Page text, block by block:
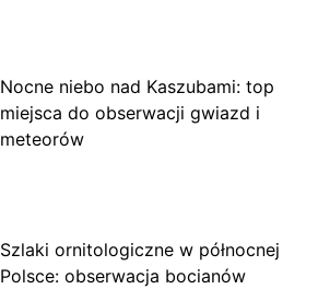
Nocne niebo nad Kaszubami: top
miejsca do obserwacji gwiazd i
meteorów
Szlaki ornitologiczne w północnej
Polsce: obserwacja bocianów